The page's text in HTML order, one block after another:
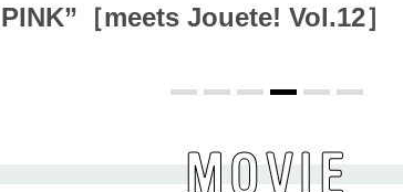
PINK”［meets Jouete! Vol.12］
MOVIE